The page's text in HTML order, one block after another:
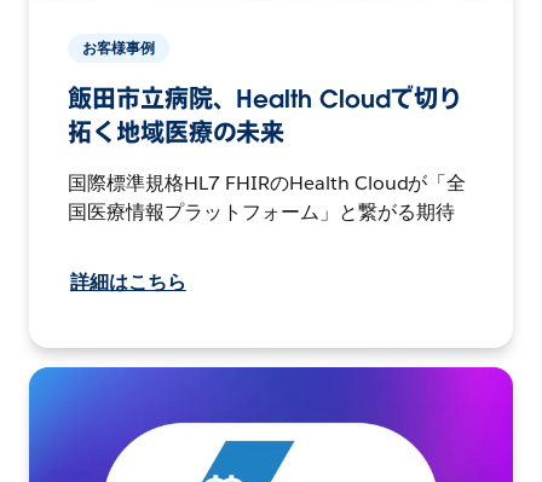
お客様事例
飯田市立病院、Health Cloudで切り
拓く地域医療の未来
国際標準規格HL7 FHIRのHealth Cloudが「全
国医療情報プラットフォーム」と繋がる期待
詳細はこちら